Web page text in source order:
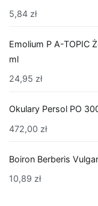
5,84 zł
Emolium P A-TOPIC
ml
24,95 zł
Okulary Persol PO
472,00 zł
Boiron Berberis
10,89 zł